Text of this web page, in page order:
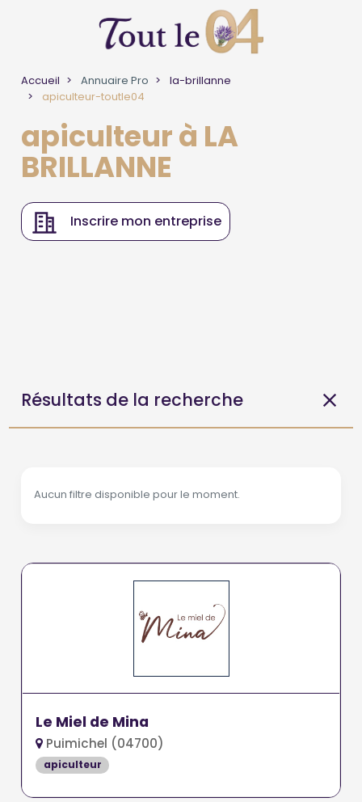
Accueil Annuaire Pro
la-brillanne
apiculteur-toutle04
apiculteur à LA
BRILLANNE
Inscrire mon entreprise
Résultats de la recherche
Aucun filtre disponible pour le moment.
Le Miel de Mina
Puimichel (04700)
apiculteur